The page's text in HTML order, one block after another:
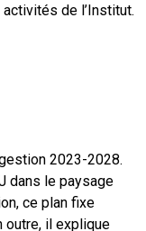
de l’Institut.
2023-2028.
dans le paysage
ce plan fixe
outre, il explique